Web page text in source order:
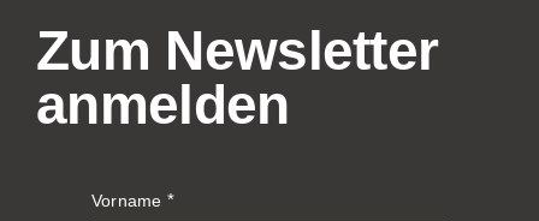
Zum Newsletter
anmelden
Vorname